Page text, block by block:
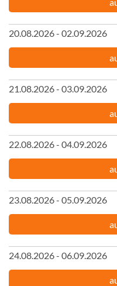
20.08.2026 - 02.09.2026
21.08.2026 - 03.09.2026
22.08.2026 - 04.09.2026
23.08.2026 - 05.09.2026
24.08.2026 - 06.09.2026